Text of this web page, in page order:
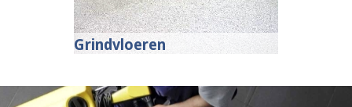
Grindvloeren